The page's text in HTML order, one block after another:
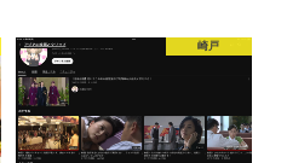
崎戸